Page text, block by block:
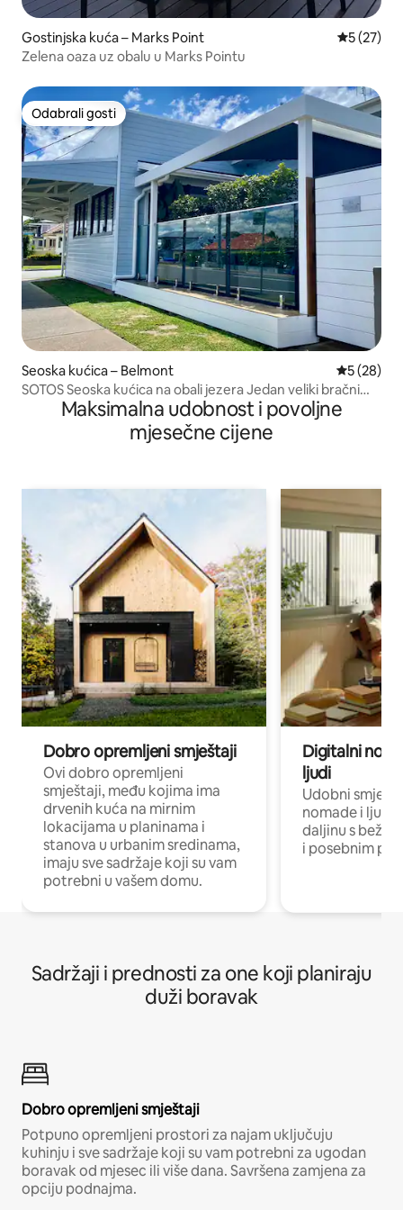
Gostinjska kuća – Marks Point Prosječna
5 (27)
Zelena oaza uz obalu u Marks Pointu
Odabrali gosti
Odabrali gosti
Seoska kućica – Belmont Prosječna
5 (28)
SOTOS Seoska kućica na obali jezera Jedan veliki bračni
krevet Jedna sofa
Maksimalna udobnost i povoljne
mjesečne cijene
Dobro opremljeni smještaji
Ovi dobro opremljeni
smještaji, među kojima ima
drvenih kuća na mirnim
lokacijama u planinama i
stanova u urbanim sredinama,
imaju sve sadržaje koji su vam
potrebni u vašem domu.
Digitalni
ljudi
Udobni
nomade i ljude
daljinu s
i posebnim
Sadržaji i prednosti za one koji planiraju
duži boravak
Dobro opremljeni smještaji
Potpuno opremljeni prostori za najam uključuju
kuhinju i sve sadržaje koji su vam potrebni za ugodan
boravak od mjesec ili više dana. Savršena zamjena za
opciju podnajma.